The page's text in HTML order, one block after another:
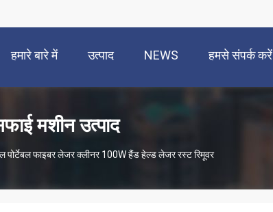
हमारे बारे में उत्पाद NEWS हमसे संपर्क करें
मशीन उत्पाद
पोर्टेबल फाइबर लेजर क्लीनर 100W हैंड हेल्ड लेजर रस्ट रिमूवर